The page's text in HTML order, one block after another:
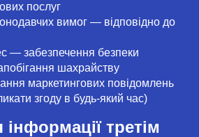
послуг
вимог — відповідно до
— забезпечення безпеки
шахрайству
маркетингових повідомлень
згоду в будь-який час)
інформації третім